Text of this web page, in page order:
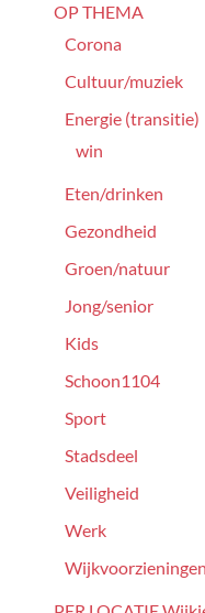
OP THEMA
Corona
Cultuur/muziek
Energie (transitie)
win
Eten/drinken
Gezondheid
Groen/natuur
Jong/senior
Kids
Schoon1104
Sport
Stadsdeel
Veiligheid
Werk
Wijkvoorzieningen